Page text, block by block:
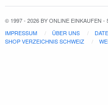
© 1997 - 2026 BY ONLINE EINKAUFEN -
IMPRESSUM
ÜBER UNS
SHOP VERZEICHNIS SCHWEIZ